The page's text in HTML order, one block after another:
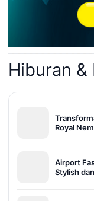
Hiburan &
Royal
Airport
Stylish